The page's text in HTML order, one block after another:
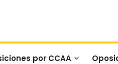
por CCAA